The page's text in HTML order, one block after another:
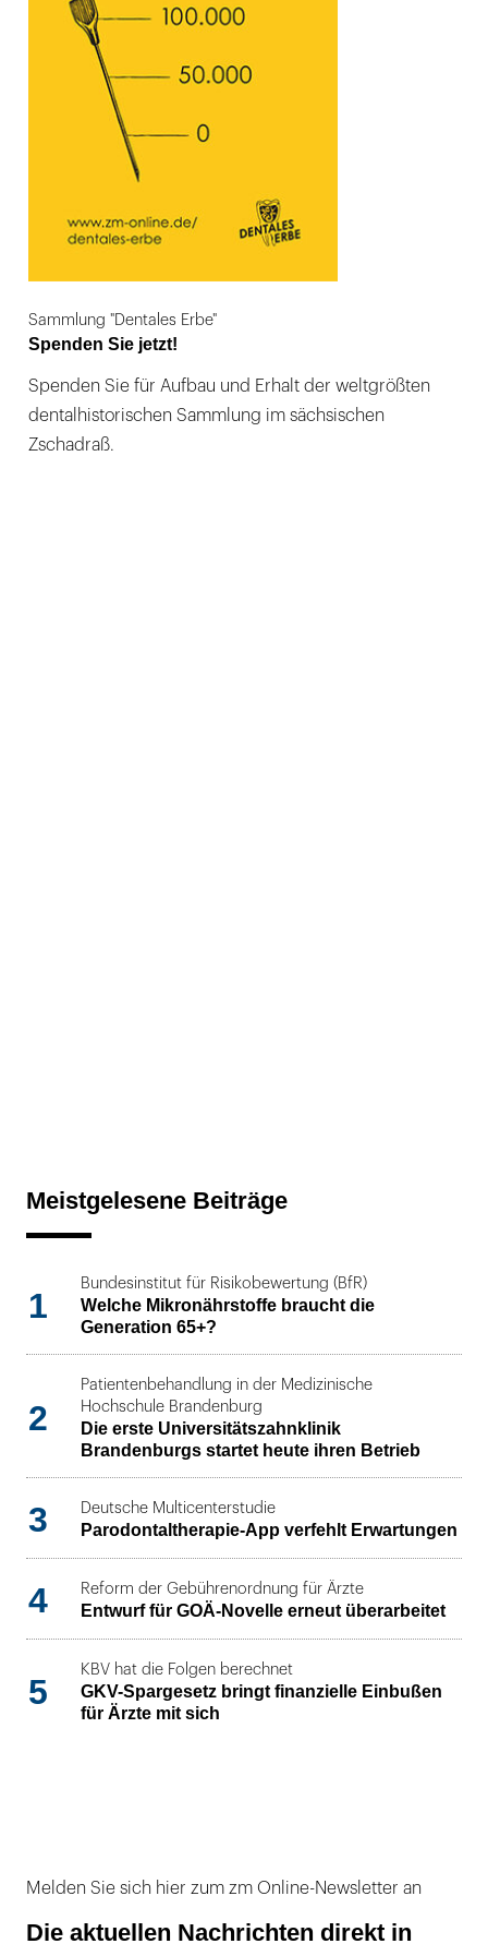
Sammlung "Dentales Erbe"
Spenden Sie jetzt!
Spenden Sie für Aufbau und Erhalt der weltgrößten
dentalhistorischen Sammlung im sächsischen
Zschadraß.
Meistgelesene Beiträge
1
Bundesinstitut für Risikobewertung (BfR)
Welche Mikronährstoffe braucht die
Generation 65+?
2
Patientenbehandlung in der Medizinische
Hochschule Brandenburg
Die erste Universitätszahnklinik
Brandenburgs startet heute ihren Betrieb
3 Deutsche Multicenterstudie
Parodontaltherapie-App verfehlt Erwartungen
4 Reform der Gebührenordnung für Ärzte
Entwurf für GOÄ-Novelle erneut überarbeitet
5
KBV hat die Folgen berechnet
GKV-Spargesetz bringt finanzielle Einbußen
für Ärzte mit sich
Melden Sie sich hier zum zm Online-Newsletter an
Die aktuellen Nachrichten direkt in